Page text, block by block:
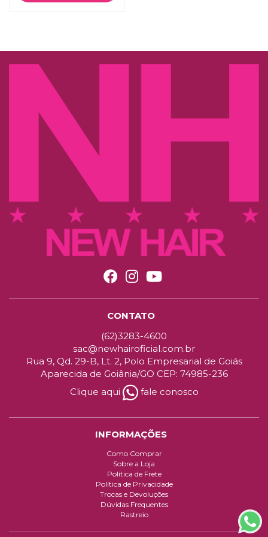
CONTATO
(62)3283-4600
sac@newhairoficial.com.br
Rua 9, Qd. 29-B, Lt. 2, Polo Empresarial de Goiás
Aparecida de Goiânia/GO CEP: 74985-236
Clique aqui
fale conosco
INFORMAÇÕES
Como Comprar
Sobre a Loja
Política de Frete
Política de Privacidade
Trocas e Devoluções
Dúvidas Frequentes
Rastreio